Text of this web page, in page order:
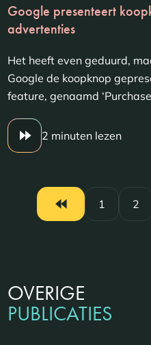
Google presenteert
advertenties
Het heeft even geduurd,
Google de koopknop
feature, genaamd
2 minuten lezen
1 2
OVERIGE
PUBLICATIES